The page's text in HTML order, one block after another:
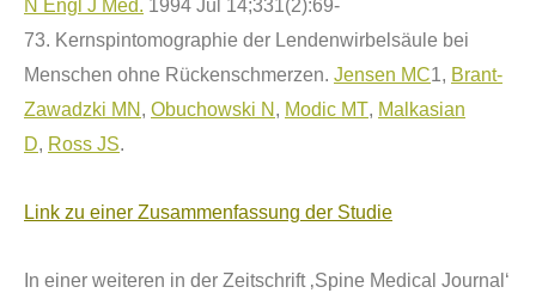
N Engl J Med. 1994 Jul 14;331(2):69-
73. Kernspintomographie der Lendenwirbelsäule bei
Menschen ohne Rückenschmerzen. Jensen MC1, Brant-
Zawadzki MN , Obuchowski N , Modic MT, Malkasian
D, Ross JS.
Link zu einer Zusammenfassung der Studie
In einer weiteren in der Zeitschrift ‚Spine Medical Journal ‘